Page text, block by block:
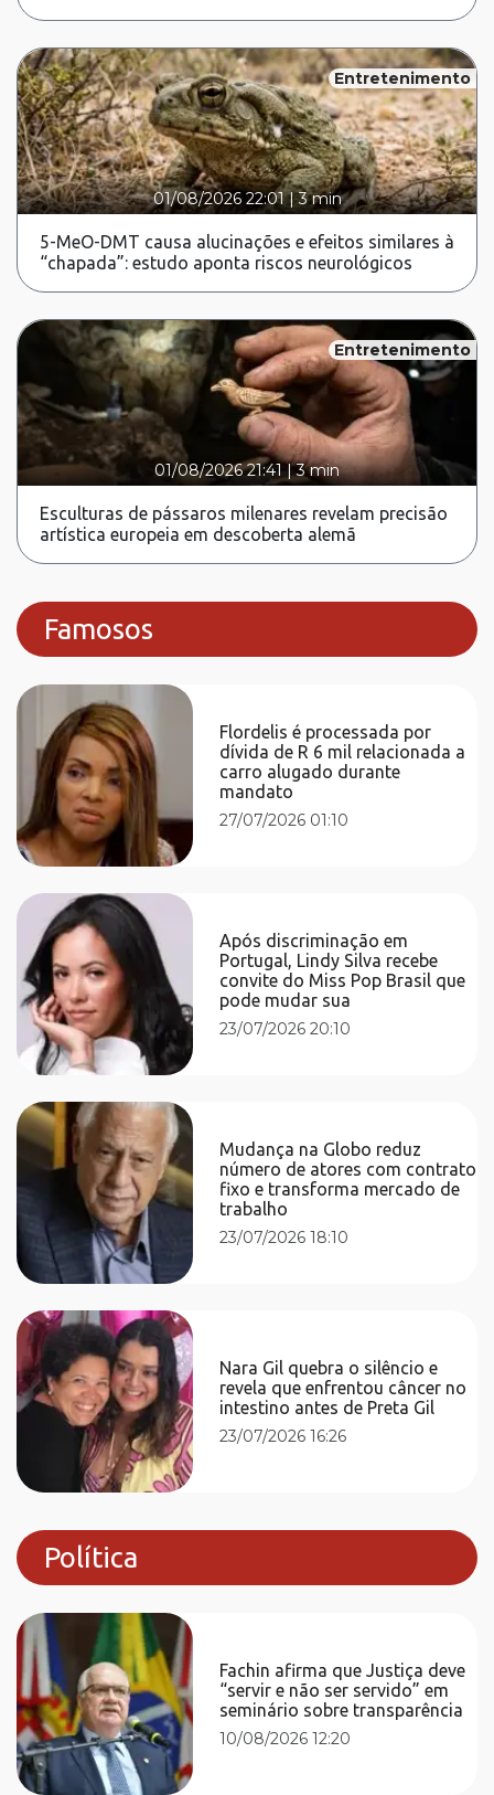
Entretenimento
01/08/2026 22:01|3 min
5-MeO-DMT causa alucinações e efeitos similares à
“chapada”: estudo aponta riscos neurológicos
Entretenimento
01/08/2026 21:41 |3 min
Esculturas de pássaros milenares revelam precisão
artística europeia em descoberta alemã
Famosos
Flordelis é processada por
dívida de R 6 mil relacionada a
carro alugado durante
mandato
27/07/2026 01:10
Após discriminação em
Portugal, Lindy Silva recebe
convite do Miss Pop Brasil que
pode mudar sua
23/07/2026 20:10
Mudança na Globo reduz
número de atores com contrato
fixo e transforma mercado de
trabalho
23/07/2026 18:10
Nara Gil quebra o silêncio e
revela que enfrentou câncer no
intestino antes de Preta Gil
23/07/2026 16:26
Política
Fachin afirma que Justiça deve
“servir e não ser servido” em
seminário sobre transparência
10/08/2026 12:20